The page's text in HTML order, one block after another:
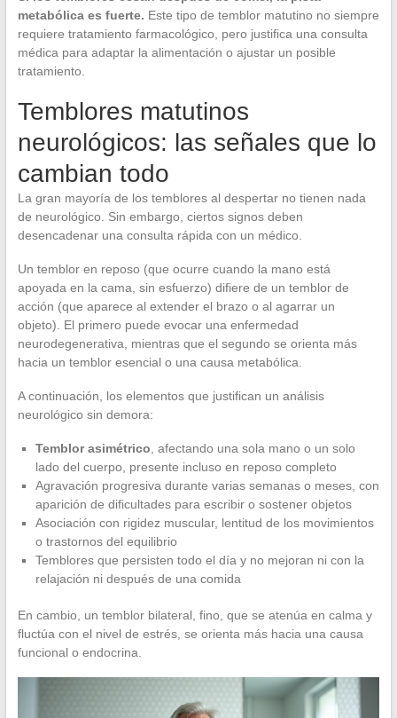
metabólica es fuerte. Este tipo de temblor matutino no siempre
requiere tratamiento farmacológico, pero justifica una consulta
médica para adaptar la alimentación o ajustar un posible
tratamiento.
Temblores matutinos
neurológicos: las señales que lo
cambian todo
La gran mayoría de los temblores al despertar no tienen nada
de neurológico. Sin embargo, ciertos signos deben
desencadenar una consulta rápida con un médico.
Un temblor en reposo (que ocurre cuando la mano está
apoyada en la cama, sin esfuerzo) difiere de un temblor de
acción (que aparece al extender el brazo o al agarrar un
objeto). El primero puede evocar una enfermedad
neurodegenerativa, mientras que el segundo se orienta más
hacia un temblor esencial o una causa metabólica.
A continuación, los elementos que justifican un análisis
neurológico sin demora:
Temblor asimétrico , afectando una sola mano o un solo
lado del cuerpo, presente incluso en reposo completo
Agravación progresiva durante varias semanas o meses, con
aparición de dificultades para escribir o sostener objetos
Asociación con rigidez muscular, lentitud de los movimientos
o trastornos del equilibrio
Temblores que persisten todo el día y no mejoran ni con la
relajación ni después de una comida
En cambio, un temblor bilateral, fino, que se atenúa en calma y
fluctúa con el nivel de estrés, se orienta más hacia una causa
funcional o endocrina.